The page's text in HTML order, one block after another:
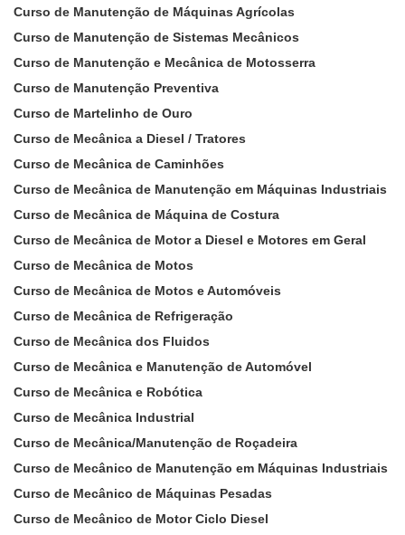
Curso de Manutenção de Máquinas Agrícolas
Curso de Manutenção de Sistemas Mecânicos
Curso de Manutenção e Mecânica de Motosserra
Curso de Manutenção Preventiva
Curso de Martelinho de Ouro
Curso de Mecânica a Diesel / Tratores
Curso de Mecânica de Caminhões
Curso de Mecânica de Manutenção em Máquinas Industriais
Curso de Mecânica de Máquina de Costura
Curso de Mecânica de Motor a Diesel e Motores em Geral
Curso de Mecânica de Motos
Curso de Mecânica de Motos e Automóveis
Curso de Mecânica de Refrigeração
Curso de Mecânica dos Fluidos
Curso de Mecânica e Manutenção de Automóvel
Curso de Mecânica e Robótica
Curso de Mecânica Industrial
Curso de Mecânica/Manutenção de Roçadeira
Curso de Mecânico de Manutenção em Máquinas Industriais
Curso de Mecânico de Máquinas Pesadas
Curso de Mecânico de Motor Ciclo Diesel